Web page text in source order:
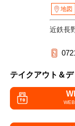
地図
近鉄長
テイクアウト＆